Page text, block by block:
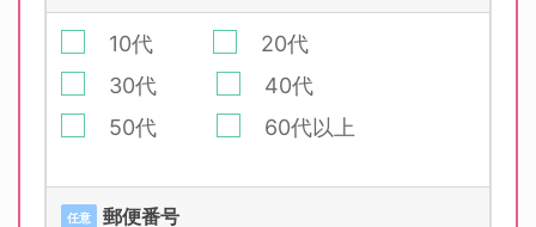
10代
20代
30代
40代
50代
60代以上
任意 郵便番号